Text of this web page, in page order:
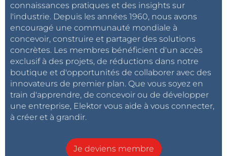
connaissances pratiques et des insights sur
l'industrie. Depuis les années 1960, nous avons
encouragé une communauté mondiale à
concevoir, construire et partager des solutions
concrètes. Les membres bénéficient d'un accès
exclusif à des projets, de réductions dans notre
boutique et d'opportunités de collaborer avec des
innovateurs de premier plan. Que vous soyez en
train d'apprendre, de concevoir ou de développer
une entreprise, Elektor vous aide à vous connecter,
à créer et à grandir.
Je deviens membre